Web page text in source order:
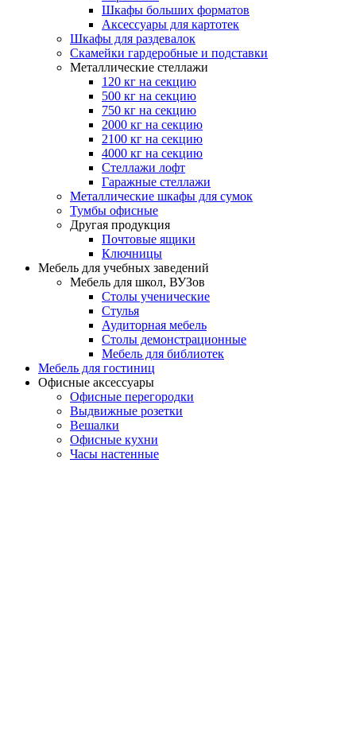
Шкафы больших форматов
Аксессуары для картотек
Шкафы для раздевалок
Скамейки гардеробные и подставки
Металлические стеллажи
120 кг на секцию
500 кг на секцию
750 кг на секцию
2000 кг на секцию
2100 кг на секцию
4000 кг на секцию
Стеллажи лофт
Гаражные стеллажи
Металлические шкафы для сумок
Тумбы офисные
Другая продукция
Почтовые ящики
Ключницы
Мебель для учебных заведений
Мебель для школ, ВУЗов
Столы ученические
Стулья
Аудиторная мебель
Столы демонстрационные
Мебель для библиотек
Мебель для гостиниц
Офисные аксессуары
Офисные перегородки
Выдвижные розетки
Вешалки
Офисные кухни
Часы настенные